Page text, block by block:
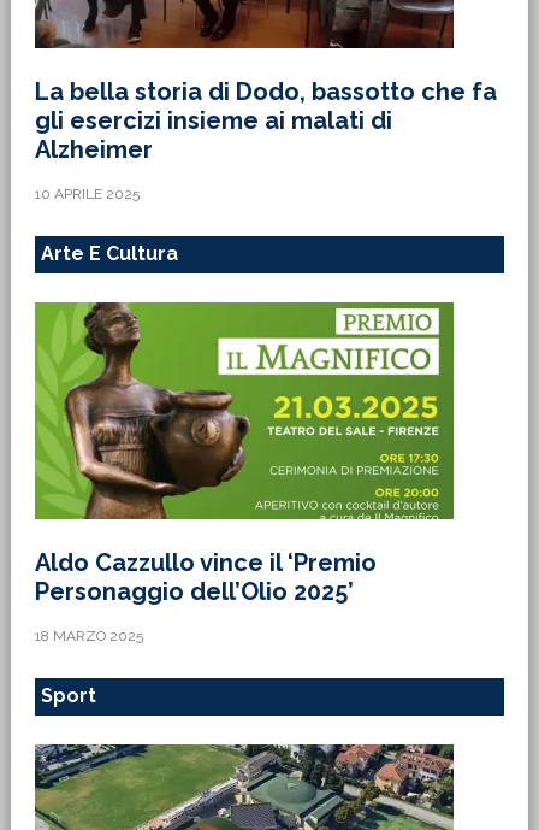
La bella storia di Dodo, bassotto che fa
gli esercizi insieme ai malati di
Alzheimer
10 APRILE 2025
Arte E Cultura
Aldo Cazzullo vince il ‘Premio
Personaggio dell’Olio 2025’
18 MARZO 2025
Sport